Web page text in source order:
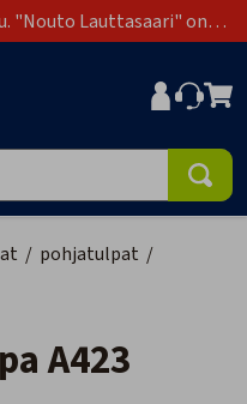
"Nouto Lauttasaari" on
/ pohjatulpat /
A423